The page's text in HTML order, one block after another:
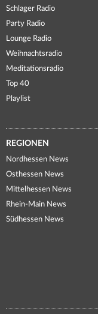
Schlager Radio
Party Radio
Lounge Radio
Weihnachtsradio
Meditationsradio
Top 40
Playlist
REGIONEN
Nordhessen News
Osthessen News
Mittelhessen News
Rhein-Main News
Südhessen News